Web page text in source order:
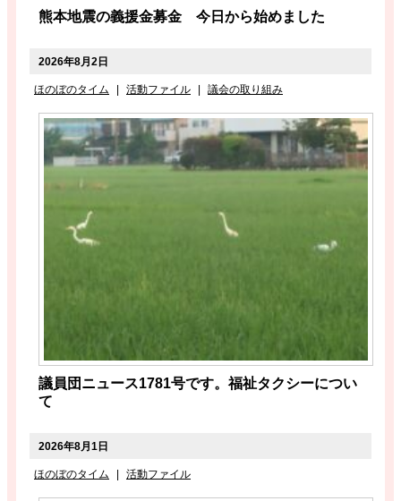
熊本地震の義援金募金 今日から始めました
2026年8月2日
ほのぼのタイム | 活動ファイル | 議会の取り組み
議員団ニュース1781号です。福祉タクシーについ
て
2026年8月1日
ほのぼのタイム 活動ファイル